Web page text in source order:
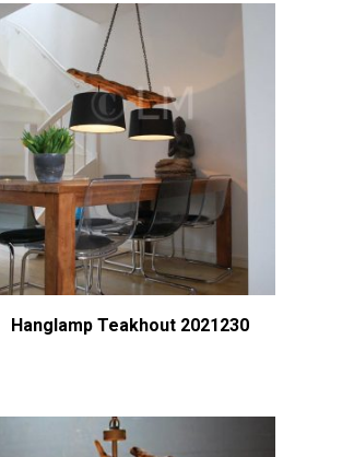
Hanglamp Teakhout 2021230